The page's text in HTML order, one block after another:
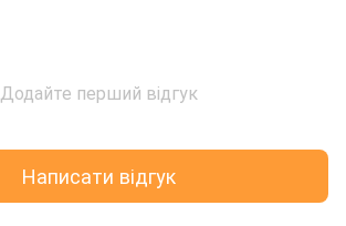
Додайте перший відгук
Написати відгук